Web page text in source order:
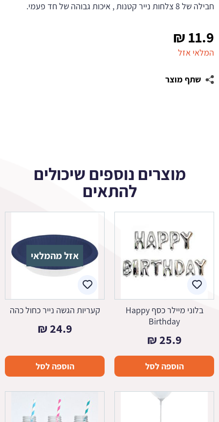
11.9
₪
המלאי אזל
שתף מוצר
חבילה של 8 צלחות נייר קטנות , איכות גבוהה של חד פעמי.
מוצרים נוספים שיכולים
להתאים
בלוני מיילר כסף Happy
Birthday
25.9
₪
הוספה לסל
אזל מהמלאי
קעריות הגשה נייר כחול כהה
24.9
₪
הוספה לסל